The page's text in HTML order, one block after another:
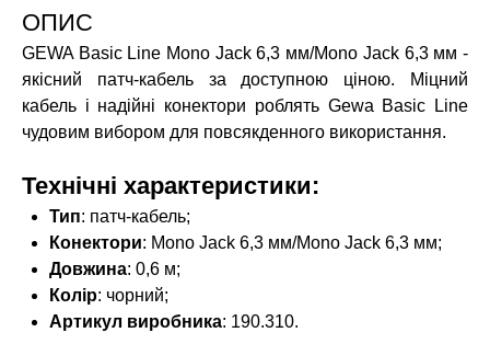
ОПИС
GEWA Basic Line Mono Jack 6,3 мм/Mono Jack 6,3 мм -
якісний патч-кабель за доступною ціною. Міцний
кабель і надійні конектори роблять Gewa Basic Line
чудовим вибором для повсякденного використання.
Технічні характеристики:
Тип: патч-кабель;
Конектори: Mono Jack 6,3 мм/Mono Jack 6,3 мм;
Довжина: 0,6 м;
Колір: чорний;
Артикул виробника: 190.310.